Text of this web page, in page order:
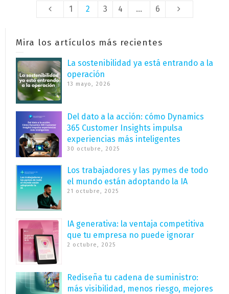
1 2 3 4 … 6
Mira los artículos más recientes
La sostenibilidad ya está entrando a la
operación
13 mayo, 2026
Del dato a la acción: cómo Dynamics
365 Customer Insights impulsa
experiencias más inteligentes
30 octubre, 2025
Los trabajadores y las pymes de todo
el mundo están adoptando la IA
21 octubre, 2025
IA generativa: la ventaja competitiva
que tu empresa no puede ignorar
2 octubre, 2025
Rediseña tu cadena de suministro:
más visibilidad, menos riesgo, mejores